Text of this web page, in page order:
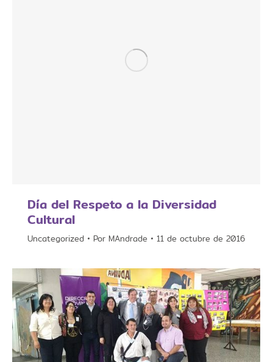
Día del Respeto a la Diversidad
Cultural
Uncategorized Por MAndrade 11 de octubre de 2016